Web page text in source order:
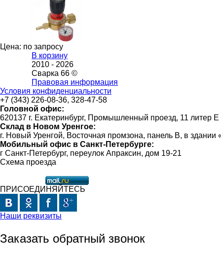
Цена: по запросу
В корзину
2010 - 2026
Сварка 66 ©
Правовая информация
Условия конфиденциальности
+7 (343) 226-08-36, 328-47-58
Головной офис:
620137 г. Екатеринбург, Промышленный проезд, 11 литер Е
Склад в Новом Уренгое:
г. Новый Уренгой, Восточная промзона, панель В, в
Мобильный офис в Санкт-Петербурге:
г Санкт-Петербург, переулок Апраксин, дом 19-21
Схема проезда
ПРИСОЕДИНЯЙТЕСЬ
Наши реквизиты
Заказать обратный звонок